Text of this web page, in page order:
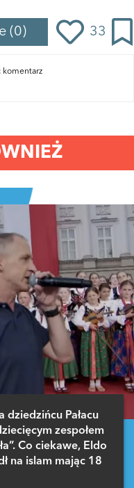
(0) 33
komentarz
dziedzińcu Pałacu
zespołem
Co ciekawe, Eldo
na islam mając 18